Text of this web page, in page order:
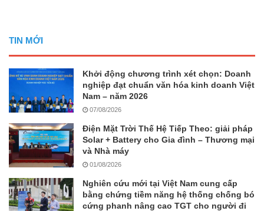
TIN MỚI
Khởi động chương trình xét chọn: Doanh
nghiệp đạt chuẩn văn hóa kinh doanh Việt
Nam – năm 2026
07/08/2026
Điện Mặt Trời Thế Hệ Tiếp Theo: giải pháp
Solar + Battery cho Gia đình – Thương mại
và Nhà máy
01/08/2026
Nghiên cứu mới tại Việt Nam cung cấp
bằng chứng tiềm năng hệ thống chống bó
cứng phanh nâng cao TGT cho người đi